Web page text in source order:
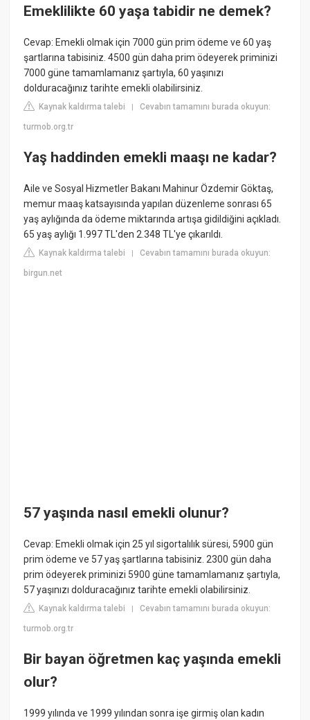
Emeklilikte 60 yaşa tabidir ne demek?
Cevap: Emekli olmak için 7000 gün prim ödeme ve 60 yaş
şartlarına tabisiniz. 4500 gün daha prim ödeyerek priminizi
7000 güne tamamlamanız şartıyla, 60 yaşınızı
dolduracağınız tarihte emekli olabilirsiniz.
Kaynak kaldırma talebi |Cevabın tamamını burada okuyun:
turmob.org.tr
Yaş haddinden emekli maaşı ne kadar?
Aile ve Sosyal Hizmetler Bakanı Mahinur Özdemir Göktaş,
memur maaş katsayısında yapılan düzenleme sonrası 65
yaş aylığında da ödeme miktarında artışa gidildiğini açıkladı.
65 yaş aylığı 1.997 TL'den 2.348 TL'ye çıkarıldı.
Kaynak kaldırma talebi |Cevabın tamamını burada okuyun:
birgun.net
57 yaşında nasıl emekli olunur?
Cevap: Emekli olmak için 25 yıl sigortalılık süresi, 5900 gün
prim ödeme ve 57 yaş şartlarına tabisiniz. 2300 gün daha
prim ödeyerek priminizi 5900 güne tamamlamanız şartıyla,
57 yaşınızı dolduracağınız tarihte emekli olabilirsiniz.
Kaynak kaldırma talebi |Cevabın tamamını burada okuyun:
turmob.org.tr
Bir bayan öğretmen kaç yaşında emekli
olur?
1999 yılında ve 1999 yılından sonra işe girmiş olan kadın